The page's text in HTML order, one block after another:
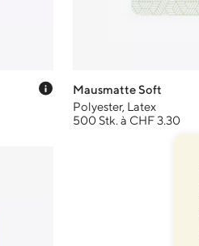
Preis-Tooltip anzeigen
Mausmatte Soft
Polyester, Latex
500 Stk. à CHF 3.30